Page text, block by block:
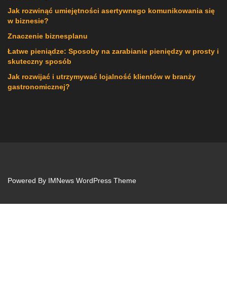
Jak rozwinąć umiejętności asertywnego komunikowania się
w biznesie?
Znaczenie biznesplanu
Łatwe pieniądze: Sposoby na zarabianie pieniędzy w prosty i
skuteczny sposób
Jak rozwijać i utrzymywać lojalność klientów w branży
gastronomicznej?
Powered By IMNews WordPress Theme